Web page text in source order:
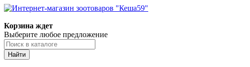
Корзина ждет
Выберите любое предложение
Найти